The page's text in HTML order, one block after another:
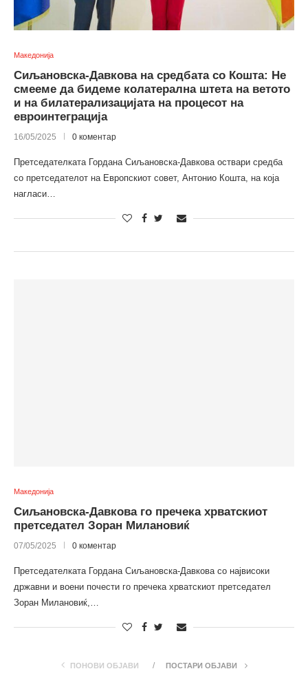
Македонија
Сиљановска-Давкова на средбата со Кошта: Не
смееме да бидеме колатерална штета на ветото
и на билатерализацијата на процесот на
евроинтегрaција
16/05/2025 0 коментар
Претседателката Гордана Сиљановска-Давкова оствари средба
со претседателот на Европскиот совет, Антонио Кошта, на која
нагласи…
Македонија
Сиљановска-Давкова го пречека хрватскиот
претседател Зоран Милановиќ
07/05/2025 0 коментар
Претседателката Гордана Сиљановска-Давкова со највисоки
државни и воени почести го пречека хрватскиот претседател
Зоран Милановиќ,…
ПОНОВИ ОБЈАВИ ПОСТАРИ ОБЈАВИ